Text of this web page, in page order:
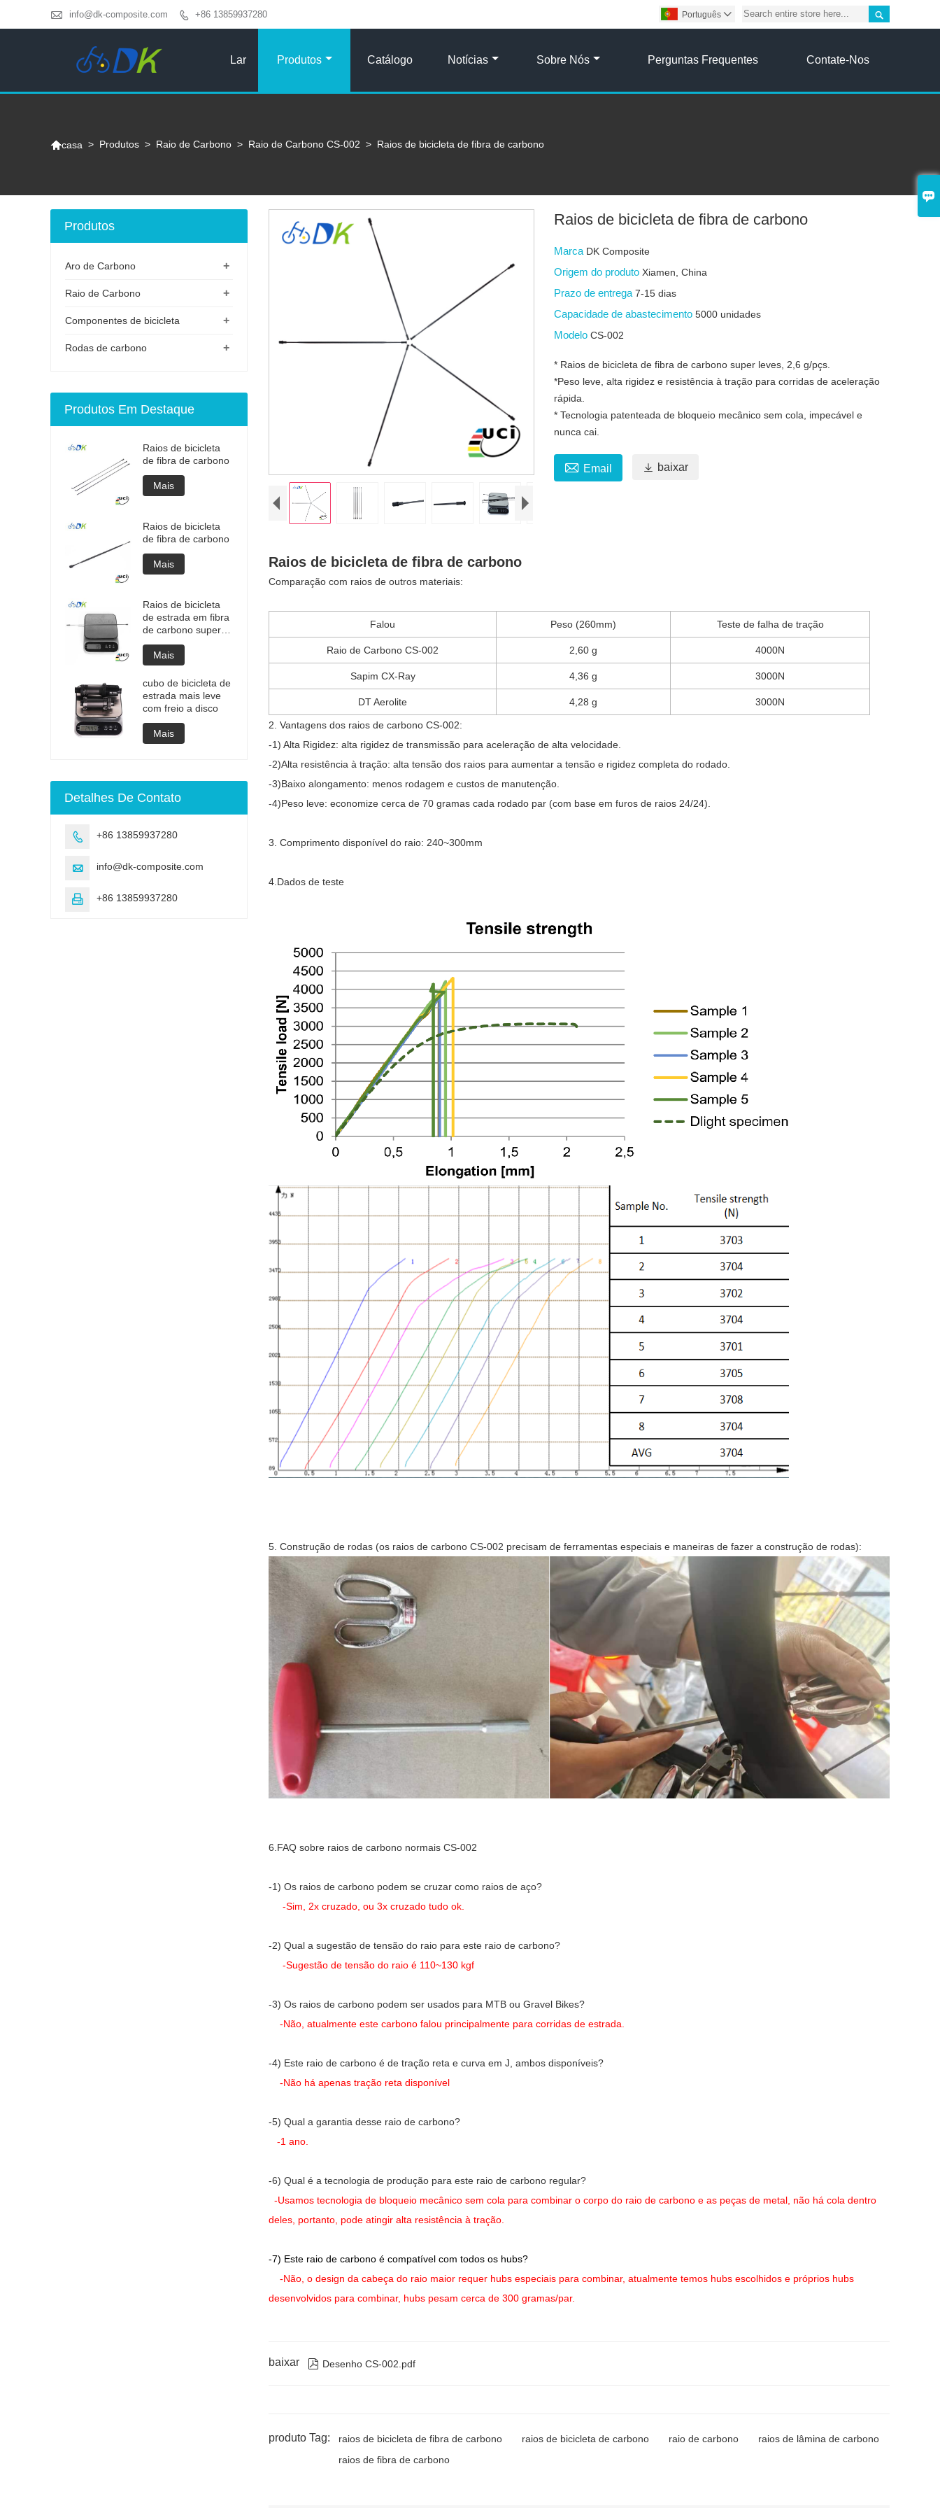

 info@dk-composite.com  +86 13859937280 
Português 
Lar Produtos Catálogo Notícias Sobre Nós Perguntas Frequentes Contate-Nos
casa > Produtos > Raio de Carbono > Raio de Carbono CS-002 > Raios de bicicleta de fibra de carbono
Raios de bicicleta de fibra de carbono
Marca DK Composite
Origem do produtoXiamen, China
Prazo de entrega7-15 dias
Capacidade de abastecimento5000 unidades
ModeloCS-002
* Raios de bicicleta de fibra de carbono super leves, 2,6 g/pçs.
*Peso leve, alta rigidez e resistência à tração para corridas de aceleração
rápida.
* Tecnologia patenteada de bloqueio mecânico sem cola, impecável e
nunca cai.
 Email  baixar
Raios de bicicleta de fibra de carbono
Comparação com raios de outros materiais:
Falou Peso (260mm) Teste de falha de tração
Raio de Carbono CS-002 2,60 g 4000N
Sapim CX-Ray 4,36 g 3000N
DT Aerolite 4,28 g 3000N
2. Vantagens dos raios de carbono CS-002:
-1) Alta Rigidez: alta rigidez de transmissão para aceleração de alta velocidade.
-2)Alta resistência à tração: alta tensão dos raios para aumentar a tensão e rigidez completa do rodado.
-3)Baixo alongamento: menos rodagem e custos de manutenção.
-4)Peso leve: economize cerca de 70 gramas cada rodado par (com base em furos de raios 24/24).
3. Comprimento disponível do raio: 240~300mm
4.Dados de teste
5. Construção de rodas (os raios de carbono CS-002 precisam de ferramentas especiais e maneiras de fazer a construção de rodas):
6.FAQ sobre raios de carbono normais CS-002
-1) Os raios de carbono podem se cruzar como raios de aço?
-Sim, 2x cruzado, ou 3x cruzado tudo ok.
-2) Qual a sugestão de tensão do raio para este raio de carbono?
-Sugestão de tensão do raio é 110~130 kgf
-3) Os raios de carbono podem ser usados ​​para MTB ou Gravel Bikes?
-Não, atualmente este carbono falou principalmente para corridas de estrada.
-4) Este raio de carbono é de tração reta e curva em J, ambos disponíveis?
-Não há apenas tração reta disponível
-5) Qual a garantia desse raio de carbono?
-1 ano.
-6) Qual é a tecnologia de produção para este raio de carbono regular?
-Usamos tecnologia de bloqueio mecânico sem cola para combinar o corpo do raio de carbono e as peças de metal, não há cola dentro
deles, portanto, pode atingir alta resistência à tração.
-7) Este raio de carbono é compatível com todos os hubs?
-Não, o design da cabeça do raio maior requer hubs especiais para combinar, atualmente temos hubs escolhidos e próprios hubs
desenvolvidos para combinar, hubs pesam cerca de 300 gramas/par.
baixar  Desenho CS-002.pdf
produto Tag: raios de bicicleta de fibra de carbono raios de bicicleta de carbono raio de carbono
raios de lâmina de carbono
raios de fibra de carbono
Produtos
+
Aro de Carbono
+
Raio de Carbono
+
Componentes de bicicleta
+
Rodas de carbono
Produtos Em Destaque
Raios de bicicleta
de fibra de carbono
Mais
Raios de bicicleta
de fibra de carbono
Mais
Raios de bicicleta
de estrada em fibra
de carbono super
leve de 2 gramas
Mais
cubo de bicicleta de
estrada mais leve
com freio a disco
Mais
Detalhes De Contato
 +86 13859937280
 info@dk-composite.com
 +86 13859937280